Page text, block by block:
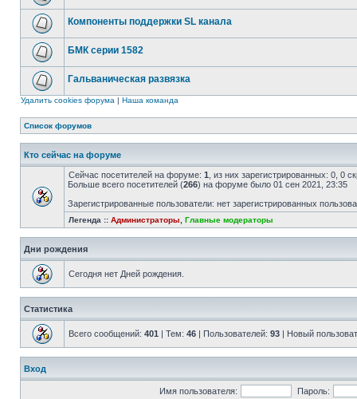
Компоненты поддержки SL канала
БМК серии 1582
Гальваническая развязка
Удалить cookies форума | Наша команда
Список форумов
Кто сейчас на форуме
Сейчас посетителей на форуме: 1 , из них зарегистрированных: 0, 0
Больше всего посетителей (266) на форуме было 01 сен 2021, 23:35
Зарегистрированные пользователи: нет зарегистрированных
Легенда :: Администраторы Главные модераторы
Дни рождения
Сегодня нет Дней рождения.
Статистика
Всего сообщений: 401 | Тем: 46 | Пользователей: 93 | Новый
Вход
Имя пользователя: Пароль: